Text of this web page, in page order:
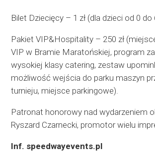
Bilet Dziecięcy – 1 zł (dla dzieci od 0 do
Pakiet VIP&Hospitality – 250 zł
VIP w Bramie Maratońskiej, program
wysokiej klasy catering, zestaw
możliwość wejścia do parku maszyn
turnieju, miejsce parkingowe).
Patronat honorowy nad wydarzeniem
Ryszard Czarnecki, promotor wielu
Inf. speedwayevents.pl